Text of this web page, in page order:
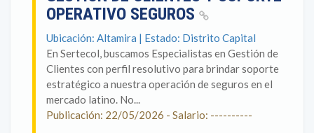
OPERATIVO SEGUROS
Ubicación: Altamira | Estado: Distrito Capital
En Sertecol, buscamos Especialistas en Gestión de
Clientes con perfil resolutivo para brindar soporte
estratégico a nuestra operación de seguros en el
mercado latino. No...
Publicación: 22/05/2026 - Salario: ----------